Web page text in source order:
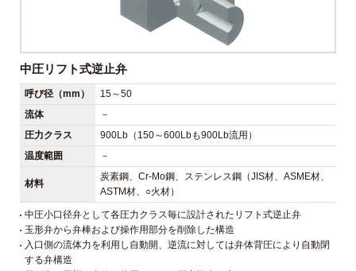
中圧リフト式逆止弁
呼び径（mm）
15～50
流体
－
圧力クラス
900Lb（150～600Lbも900Lb流用）
温度範囲
－
材料
炭素鋼、Cr-Mo鋼、ステンレス鋼（JIS材、ASME材、
ASTM材、○火材）
中圧小口径弁として各圧力クラス毎に設計されたリフト式逆止弁
玉形弁から弁棒および操作用部分を削除した構造
入口側の流体力を利用し自動開、逆流に対しては弁体背圧により自動閉
する弁構造